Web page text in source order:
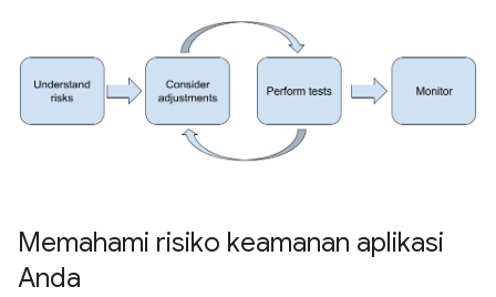
Memahami risiko keamanan aplikasi
Anda